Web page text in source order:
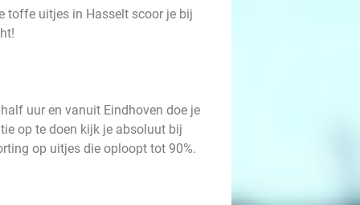
toffe uitjes in Hasselt scoor je bij
uur en vanuit Eindhoven doe je
op te doen kijk je absoluut bij
op uitjes die oploopt tot 90%.